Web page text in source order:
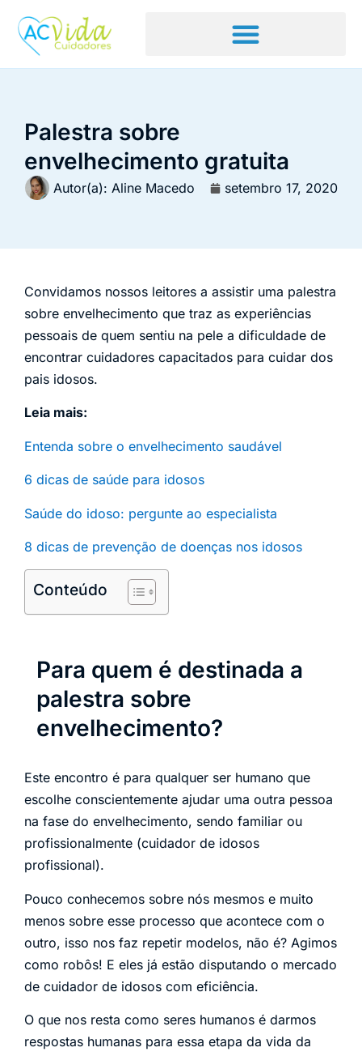
Palestra sobre
envelhecimento gratuita
Autor(a): Aline Macedo setembro 17, 2020
Convidamos nossos leitores a assistir uma palestra
sobre envelhecimento que traz as experiências
pessoais de quem sentiu na pele a dificuldade de
encontrar cuidadores capacitados para cuidar dos
pais idosos.
Leia mais:
Entenda sobre o envelhecimento saudável
6 dicas de saúde para idosos
Saúde do idoso: pergunte ao especialista
8 dicas de prevenção de doenças nos idosos
Conteúdo
Para quem é destinada a
palestra sobre
envelhecimento?
Este encontro é para qualquer ser humano que
escolhe conscientemente ajudar uma outra pessoa
na fase do envelhecimento, sendo familiar ou
profissionalmente (cuidador de idosos
profissional).
Pouco conhecemos sobre nós mesmos e muito
menos sobre esse processo que acontece com o
outro, isso nos faz repetir modelos, não é? Agimos
como robôs! E eles já estão disputando o mercado
de cuidador de idosos com eficiência.
O que nos resta como seres humanos é darmos
respostas humanas para essa etapa da vida da